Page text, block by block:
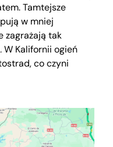
Tamtejsze
w mniej
zagrażają tak
W Kalifornii ogień
co czyni